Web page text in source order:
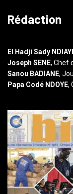
Rédaction
El Hadji Sady
Joseph SENE, Chef
Sanou BADIANE,
Papa Codé NDOYE,